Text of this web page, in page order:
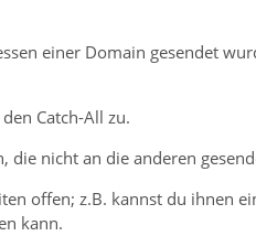
einer Domain gesendet
Catch-All zu.
die nicht an die anderen
offen; z.B. kannst du ihnen
kann.